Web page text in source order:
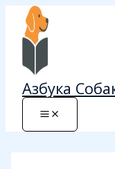
Перейти
содержимому
Азбука